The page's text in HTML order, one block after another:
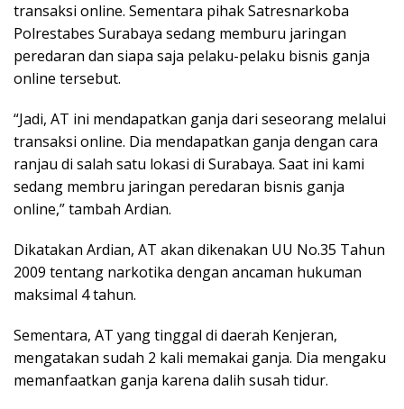
transaksi online. Sementara pihak Satresnarkoba
Polrestabes Surabaya sedang memburu jaringan
peredaran dan siapa saja pelaku-pelaku bisnis ganja
online tersebut.
“Jadi, AT ini mendapatkan ganja dari seseorang melalui
transaksi online. Dia mendapatkan ganja dengan cara
ranjau di salah satu lokasi di Surabaya. Saat ini kami
sedang membru jaringan peredaran bisnis ganja
online,” tambah Ardian.
Dikatakan Ardian, AT akan dikenakan UU No.35 Tahun
2009 tentang narkotika dengan ancaman hukuman
maksimal 4 tahun.
Sementara, AT yang tinggal di daerah Kenjeran,
mengatakan sudah 2 kali memakai ganja. Dia mengaku
memanfaatkan ganja karena dalih susah tidur.